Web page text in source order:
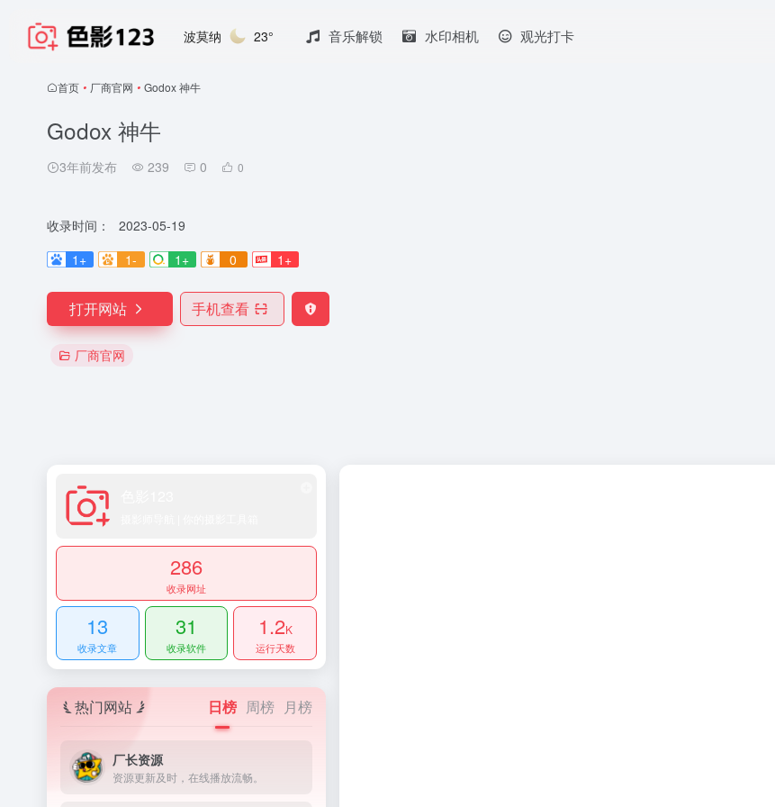
波莫纳 23° 音乐解锁 水印相机 观光打卡
首页 • 厂商官网 • Godox 神牛
Godox 神牛
3年前发布 239 0 0
收录时间：
2023-05-19
1+
1- 1+ 0 1+
打开网站 手机查看
厂商官网
286
收录网址
13
收录文章
31
收录软件
1.2K
运行天数
热门网站 日榜 周榜 月榜
厂长资源
资源更新及时，在线播放流畅。